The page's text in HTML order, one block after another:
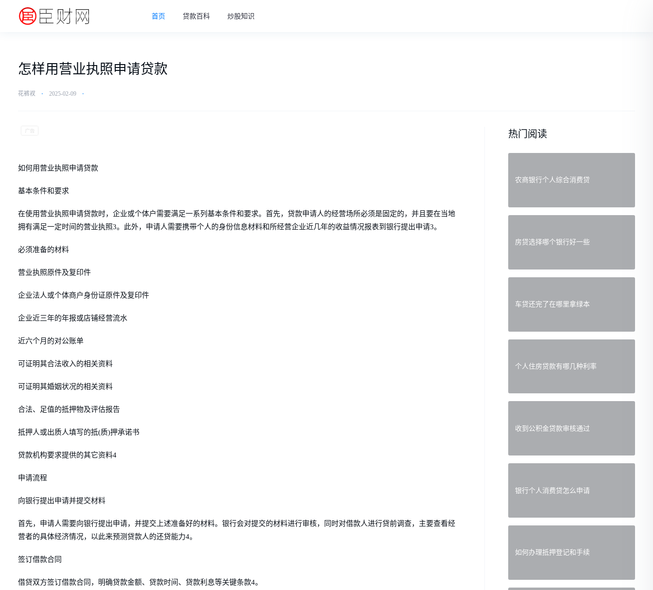
首页 贷款百科 炒股知识
怎样用营业执照申请贷款
花裤衩 ⋅ 2025-02-09 ⋅
如何用营业执照申请贷款
基本条件和要求
在使用营业执照申请贷款时，企业或个体户需要满足一系列基本条件和要求。首先，贷款申请人的经营场所必须是固定的，并且要在当地
拥有满足一定时间的营业执照3。此外，申请人需要携带个人的身份信息材料和所经营企业近几年的收益情况报表到银行提出申请3。
必须准备的材料
营业执照原件及复印件
企业法人或个体商户身份证原件及复印件
企业近三年的年报或店铺经营流水
近六个月的对公账单
可证明其合法收入的相关资料
可证明其婚姻状况的相关资料
合法、足值的抵押物及评估报告
抵押人或出质人填写的抵(质)押承诺书
贷款机构要求提供的其它资料4
申请流程
向银行提出申请并提交材料
首先，申请人需要向银行提出申请，并提交上述准备好的材料。银行会对提交的材料进行审核，同时对借款人进行贷前调查，主要查看经
营者的具体经济情况，以此来预测贷款人的还贷能力4。
签订借款合同
借贷双方签订借款合同，明确贷款金额、贷款时间、贷款利息等关键条款4。
热门阅读
农商银行个人综合消费贷
房贷选择哪个银行好一些
车贷还完了在哪里拿绿本
个人住房贷款有哪几种利率
收到公积金贷款审核通过
银行个人消费贷怎么申请
如何办理抵押登记和手续